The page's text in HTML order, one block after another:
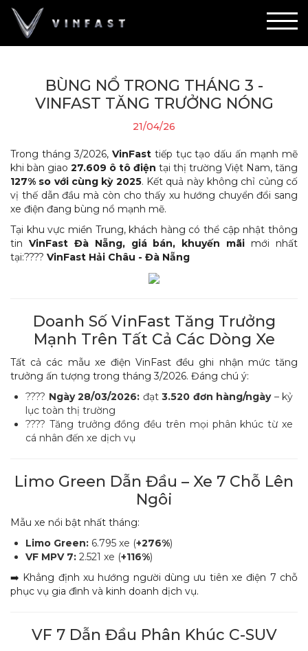
BÙNG NỔ TRONG THÁNG 3 -
VINFAST TĂNG TRƯỞNG NÓNG
21/04/26
Trong tháng 3/2026, VinFasttiếp tục tạo dấu ấn mạnh mẽ
khi bàn giao 27.609 ô tô điện tại thị trường Việt Nam, tăng
127% so với cùng kỳ 2025. Kết quả này không chỉ củng cố
vị thế dẫn đầu mà còn cho thấy xu hướng chuyển đổi sang
xe điện đang bùng nổ mạnh mẽ.
Tại khu vực miền Trung, khách hàng có thể cập nhật thông
tin VinFast Đà Nẵng, giá bán, khuyến mãi mới nhất
tại:???? VinFast Hải Châu - Đà Nẵng
Doanh Số VinFast Tăng Trưởng
Mạnh Trên Tất Cả Các Dòng Xe
Tất cả các mẫu xe điện VinFast đều ghi nhận mức tăng
trưởng ấn tượng trong tháng 3/2026. Đáng chú ý:
???? Ngày 28/03/2026: đạt 3.520 đơn hàng/ngày– kỷ
lục toàn thị trường
???? Tăng trưởng đồng đều trên mọi phân khúc từ xe
cá nhân đến xe dịch vụ
Limo Green Dẫn Đầu – Xe 7 Chỗ Lên
Ngôi
Mẫu xe nổi bật nhất tháng:
Limo Green: 6.795 xe (+276%)
VF MPV 7: 2.521 xe (+116%)
➡️ Khẳng định xu hướng người dùng ưu tiên xe điện 7 chỗ
phục vụ gia đình và kinh doanh dịch vụ.
VF 7 Dẫn Đầu Phân Khúc C-SUV